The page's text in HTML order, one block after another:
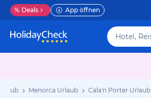
% Deals App öffnen
Menorca Urlaub Cala'n Porter Urlaub